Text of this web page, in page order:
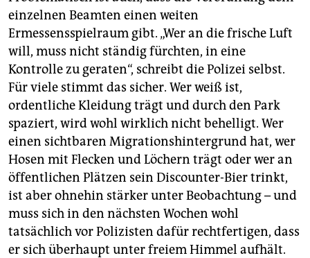
einzelnen Beamten einen weiten
Ermessensspielraum gibt. „Wer an die frische Luft
will, muss nicht ständig fürchten, in eine
Kontrolle zu geraten“, schreibt die Polizei selbst.
Für viele stimmt das sicher. Wer weiß ist,
ordentliche Kleidung trägt und durch den Park
spaziert, wird wohl wirklich nicht behelligt. Wer
einen sichtbaren Migrationshintergrund hat, wer
Hosen mit Flecken und Löchern trägt oder wer an
öffentlichen Plätzen sein Discounter-Bier trinkt,
ist aber ohnehin stärker unter Beobachtung – und
muss sich in den nächsten Wochen wohl
tatsächlich vor Polizisten dafür rechtfertigen, dass
er sich überhaupt unter freiem Himmel aufhält.